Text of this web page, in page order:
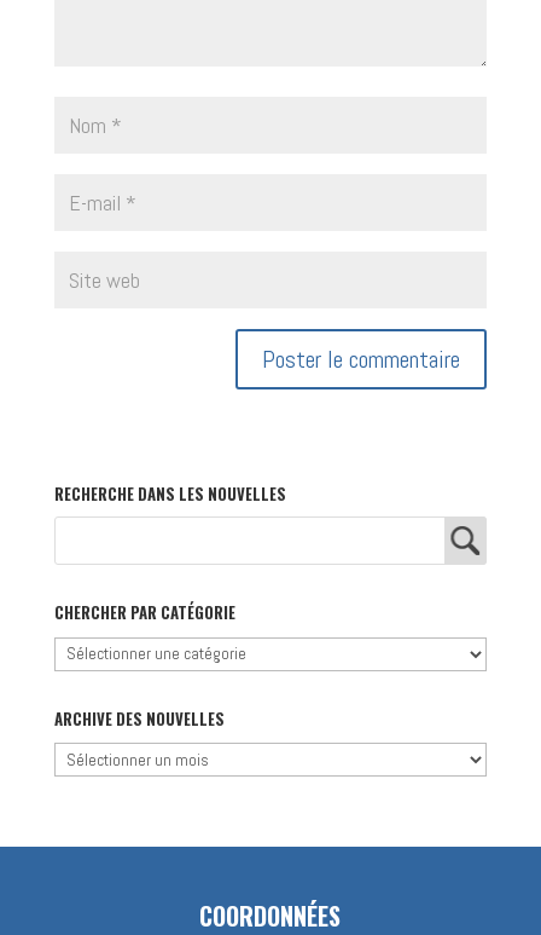
RECHERCHE DANS LES NOUVELLES
CHERCHER PAR CATÉGORIE
Chercher
catégorie
ARCHIVE DES NOUVELLES
Archive
COORDONNÉES